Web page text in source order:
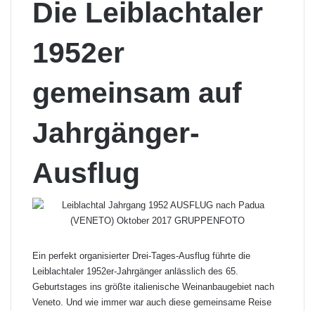
Die Leiblachtaler
1952er
gemeinsam auf
Jahrgänger-
Ausflug
Ein perfekt organisierter Drei-Tages-Ausflug führte die
Leiblachtaler 1952er-Jahrgänger anlässlich des 65.
Geburtstages ins größte italienische Weinanbaugebiet nach
Veneto. Und wie immer war auch diese gemeinsame Reise